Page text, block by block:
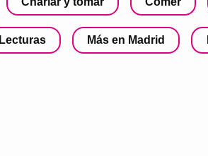
Lecturas Más en Madrid